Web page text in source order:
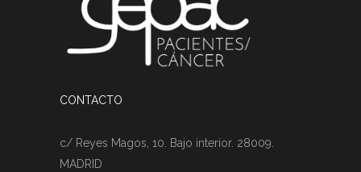
CONTACTO
c/ Reyes Magos, 10. Bajo interior. 28009.
MADRID